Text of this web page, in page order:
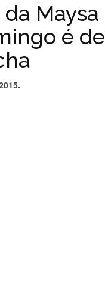
Maysa
é de
.